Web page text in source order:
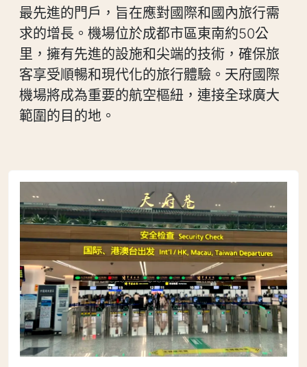
最先進的門戶，旨在應對國際和國內旅行需
求的增長。機場位於成都市區東南約50公
里，擁有先進的設施和尖端的技術，確保旅
客享受順暢和現代化的旅行體驗。天府國際
機場將成為重要的航空樞紐，連接全球廣大
範圍的目的地。